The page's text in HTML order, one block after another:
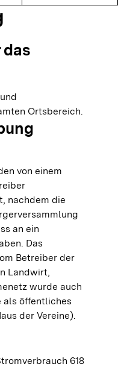
Ortsbereich.
von einem
nachdem die
an ein
Das
Betreiber der
Landwirt,
wurde auch
als öffentliches
der Vereine).
618